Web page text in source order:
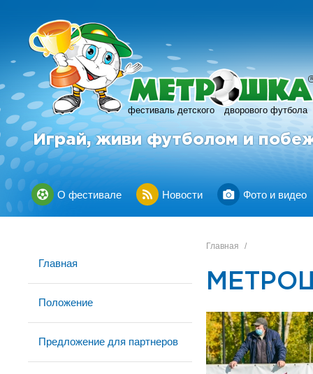
фестиваль детского дворового футбола
R
Играй, живи футболом и
О фестивале Новости Фото и видео
Главная
Положение
Предложение для партнеров
Главная /